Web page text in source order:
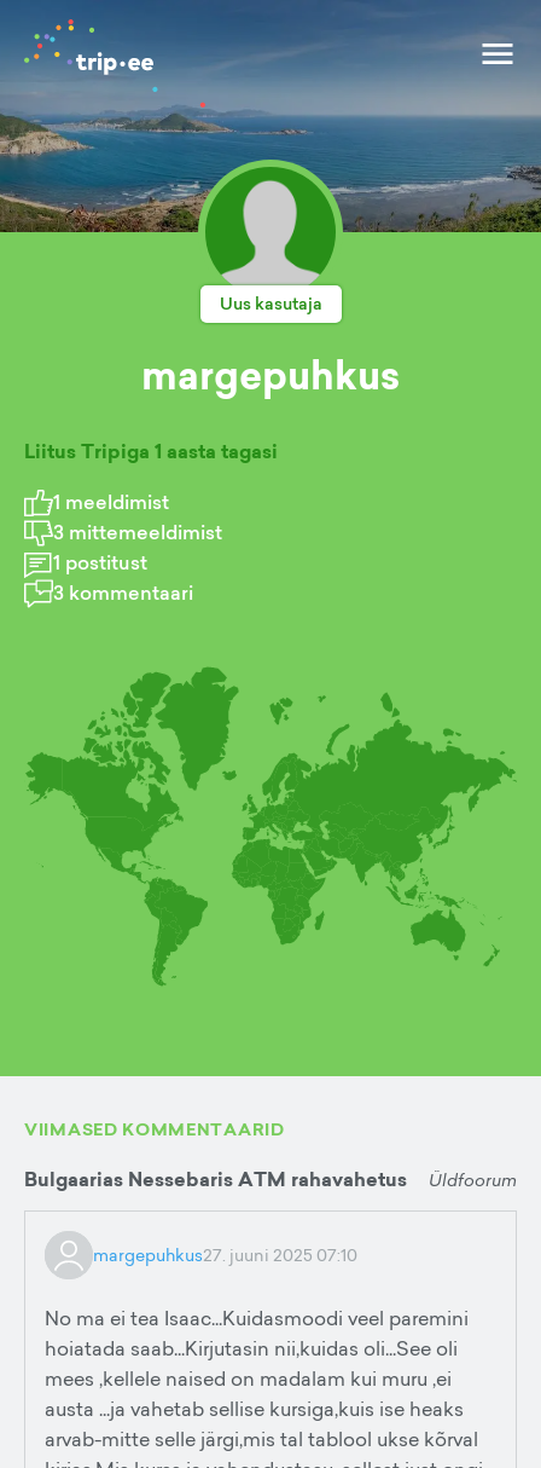
Uus kasutaja
margepuhkus
Liitus Tripiga 1 aasta tagasi
1 meeldimist
3 mittemeeldimist
1 postitust
3 kommentaari
VIIMASED KOMMENTAARID
Bulgaarias Nessebaris ATM rahavahetus Üldfoorum
margepuhkus27. juuni 2025 07:10
No ma ei tea Isaac...Kuidasmoodi veel paremini
hoiatada saab...Kirjutasin nii,kuidas oli...See oli
mees ,kellele naised on madalam kui muru ,ei
austa ...ja vahetab sellise kursiga,kuis ise heaks
arvab-mitte selle järgi,mis tal tablool ukse kõrval